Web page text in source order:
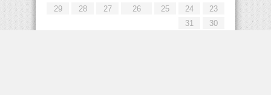
23
24
25
26
27
28
29
30
31